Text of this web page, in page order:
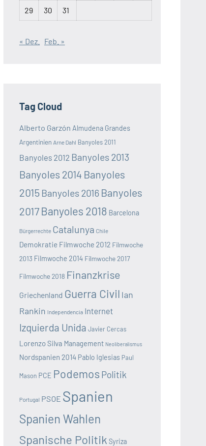
29 30 31
« Dez. Feb. »
Tag Cloud
Alberto Garzón Almudena Grandes
Argentinien Arne Dahl Banyoles 2011
Banyoles 2012 Banyoles 2013
Banyoles 2014 Banyoles
2015 Banyoles 2016 Banyoles
2017 Banyoles 2018 Barcelona
Bürgerrechte Catalunya Chile
Demokratie Filmwoche 2012 Filmwoche
2013 Filmwoche 2014 Filmwoche 2017
Filmwoche 2018 Finanzkrise
Griechenland Guerra Civil Ian
Rankin Independencia Internet
Izquierda Unida Javier Cercas
Lorenzo Silva Management Neoliberalismus
Nordspanien 2014 Pablo Iglesias Paul
Mason PCE Podemos Politik
Portugal PSOE Spanien
Spanien Wahlen
Spanische Politik Syriza